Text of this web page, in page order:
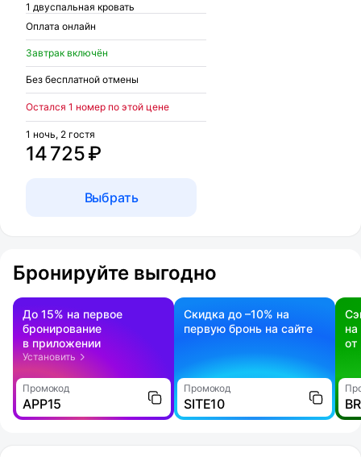
1 двуспальная кровать
Оплата онлайн
Завтрак включён
Без бесплатной отмены
Остался 1 номер по этой цене
14 725 ₽
1 ночь, 2 гостя
Выбрать
Бронируйте выгодно
До 15% на первое
бронирование
в приложении
Установить
Промокод
APP15
Скидка до –10% на
первую бронь на сайте
Промокод
SITE10
на